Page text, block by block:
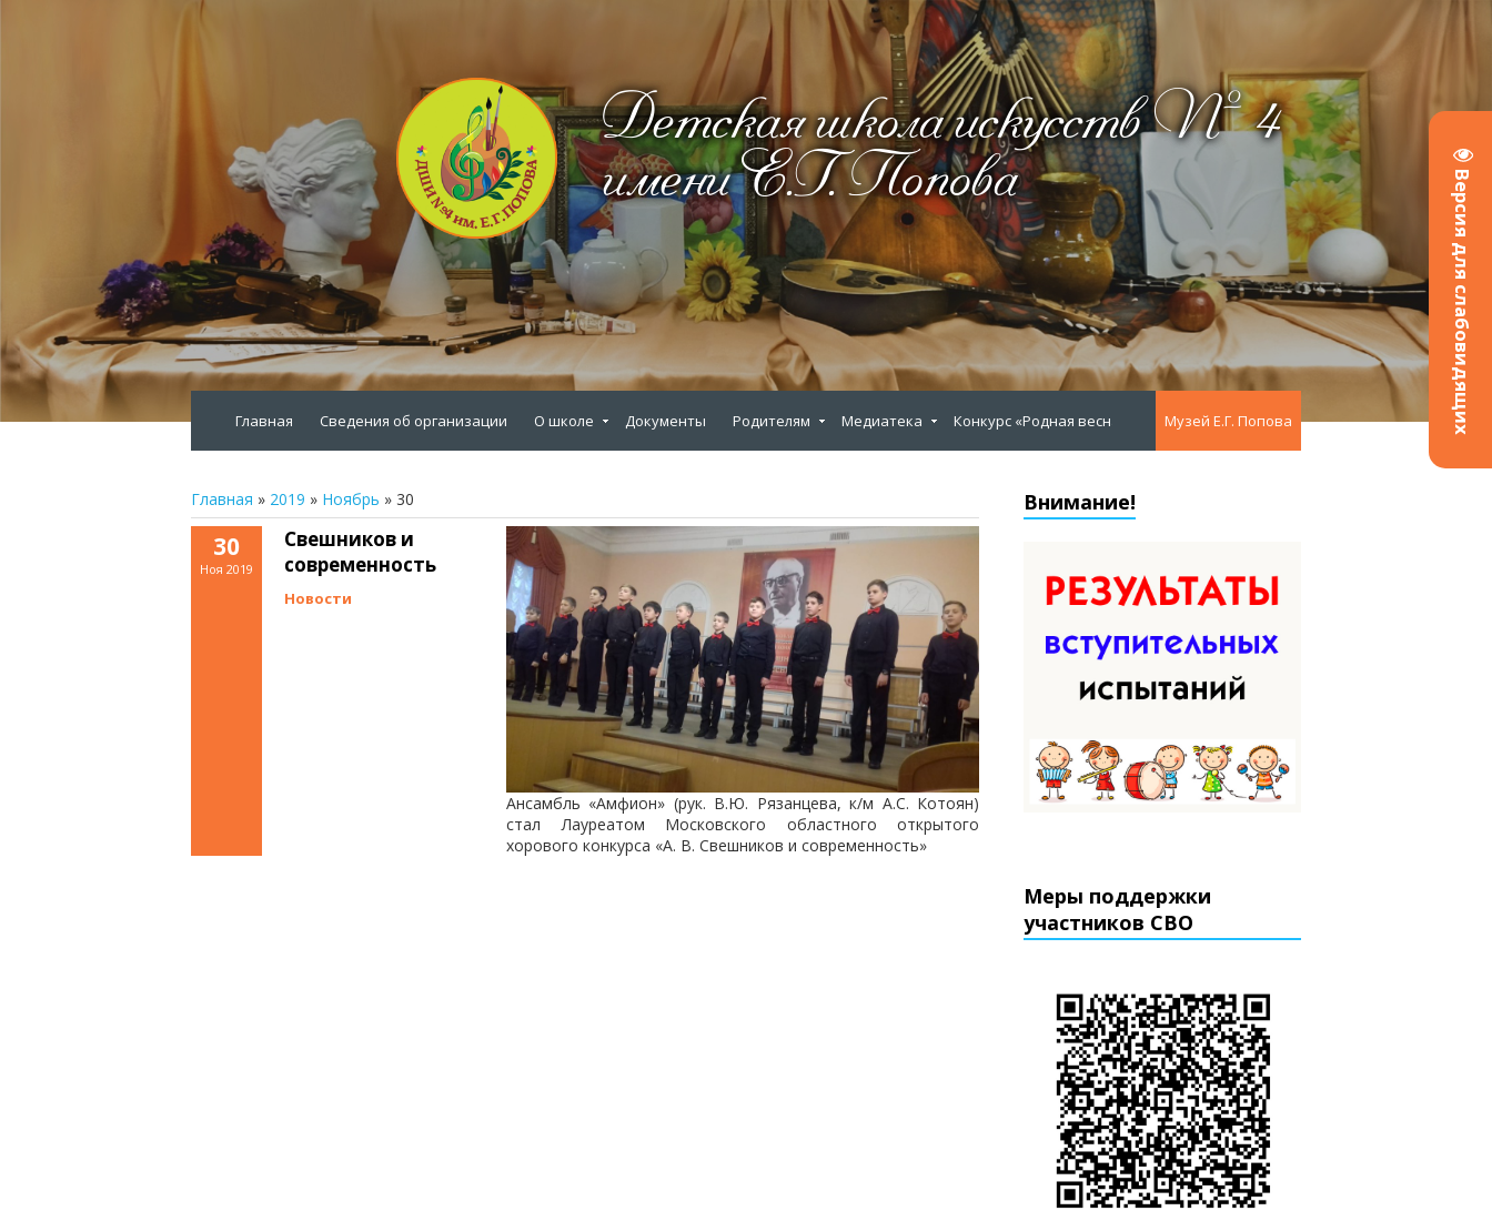
Версия для слабовидящих
Детская школа искусств № 4
имени Е.Г. Попова
Музей Е.Г. Попова
Главная Сведения об организации О школе Документы Родителям Медиатека Конкурс «Родная весна»
Главная » 2019 » Ноябрь » 30
30
Ноя 2019
Свешников и
современность
Новости
Ансамбль «Амфион» (рук. В.Ю. Рязанцева, к/м А.С. Котоян)
стал Лауреатом Московского областного открытого
хорового конкурса «А. В. Свешников и современность»
Внимание!
Меры поддержки
участников СВО